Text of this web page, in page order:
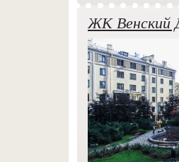
ЖК Венский